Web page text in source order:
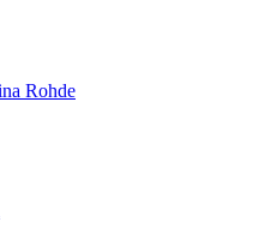
Rohde